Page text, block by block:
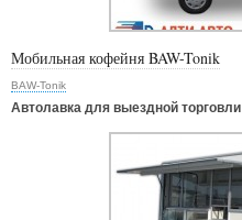
Мобильная кофейня BAW-Tonik
BAW-Tonik
Автолавка для выездной торговли